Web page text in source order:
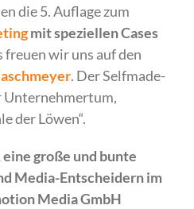
die 5. Auflage zum
mit speziellen Cases
freuen wir uns auf den
. Der Selfmade-
der Löwen“.
große und bunte
Media-Entscheidern im
Media GmbH